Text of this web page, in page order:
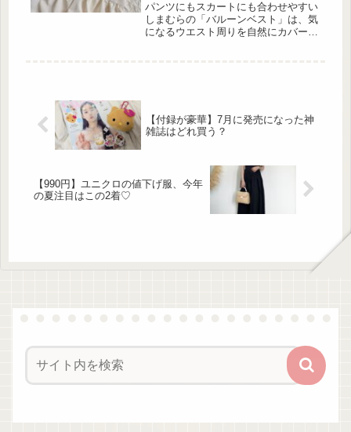
パンツにもスカートにも合わせやすい
しまむらの「バルーンベスト」は、気
になるウエスト周りを自然にカバー
のオンラインストアでは残念ながら購
入する事が出来ないので、最寄りの実
「バルーンベスト」 ...
【付録が豪華】7月に発売になった神
雑誌はどれ買う？
【990円】ユニクロの値下げ服、今年
の夏注目はこの2着♡